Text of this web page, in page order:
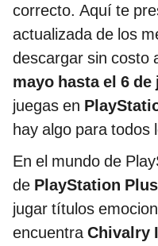
correcto. Aquí te
actualizada de los
descargar sin costo
mayo hasta el 6 de
juegas en
hay algo para todos
En el mundo de
de PlayStation Plus
jugar títulos
encuentraChivalry